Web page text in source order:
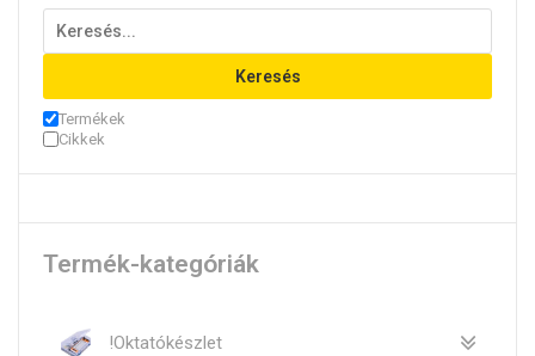
Keresés
Termékek
Cikkek
Termék-kategóriák
!Oktatókészlet